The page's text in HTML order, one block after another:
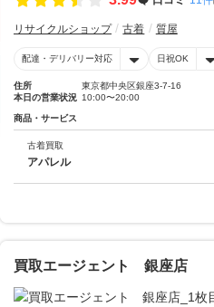
リサイクルショップ 古着 質屋
配達・デリバリー対応 日祝OK
住所
東京都中央区銀座3-7-16
本日の営業状況 10:00〜20:00
商品・サービス
古着買取
アパレル
買取エージェント 銀座店